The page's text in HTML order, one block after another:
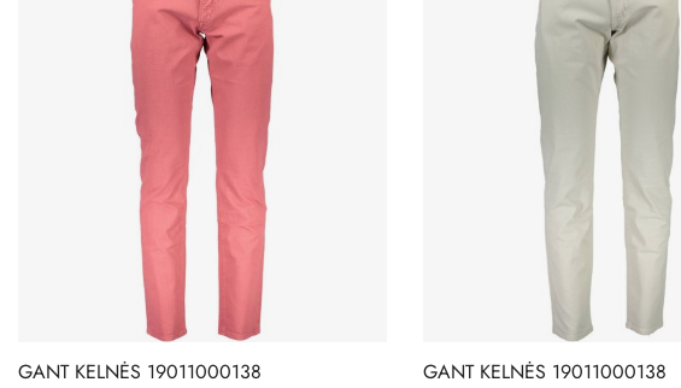
GANT KELNĖS 19011000138
GANT KELNĖS 19011000138